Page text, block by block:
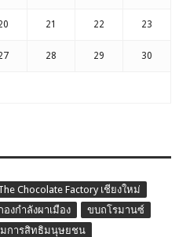
21 22 23
28 29 30
Chocolate Factory เชียงใหม่
องกำลังผาเมือง
ขบถโรมานซ์
การสิทธิมนุษยชน